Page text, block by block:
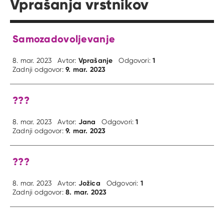
Vprašanja vrstnikov
Samozadovoljevanje
8. mar. 2023 Avtor: Vprašanje Odgovori:1
Zadnji odgovor:9. mar. 2023
???
8. mar. 2023 Avtor: Jana Odgovori:1
Zadnji odgovor:9. mar. 2023
???
8. mar. 2023 Avtor: Jožica Odgovori: 1
Zadnji odgovor:8. mar. 2023